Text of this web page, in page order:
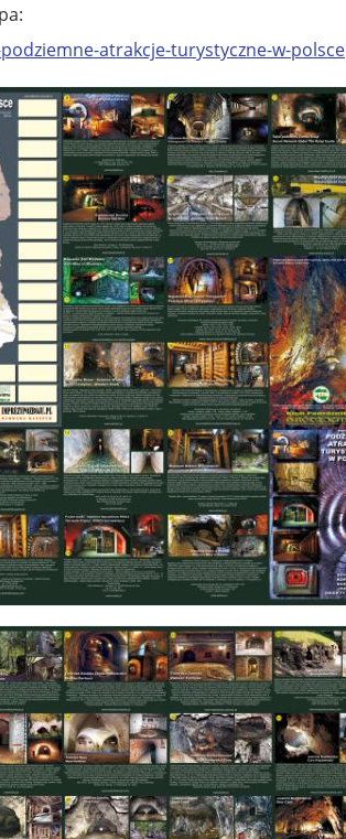
atrakcje-turystyczne-w-polsce